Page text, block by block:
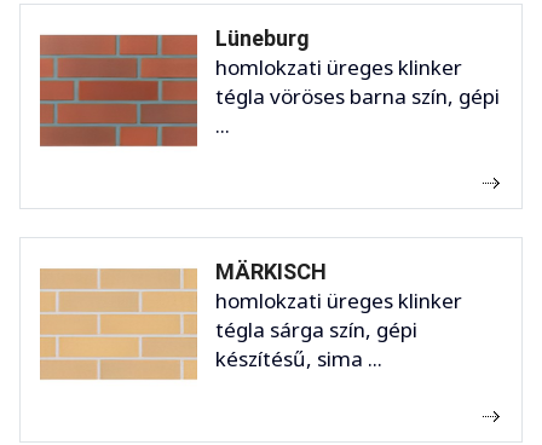
Lüneburg
homlokzati üreges klinker
tégla vöröses barna szín, gépi
...
MÄRKISCH
homlokzati üreges klinker
tégla sárga szín, gépi
készítésű, sima ...